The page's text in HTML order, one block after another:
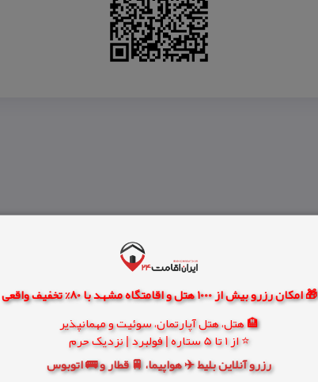
🎁 امکان رزرو بیش از 1000 هتل و اقامتگاه مشهد با 80% تخفیف واقعی
🏨 هتل، هتل آپارتمان، سوئیت و مهمانپذیر
⭐ از 1 تا 5 ستاره | فولبرد | نزدیک حرم
رزرو آنلاین بلیط ✈️ هواپیما، 🚆 قطار و 🚌 اتوبوس